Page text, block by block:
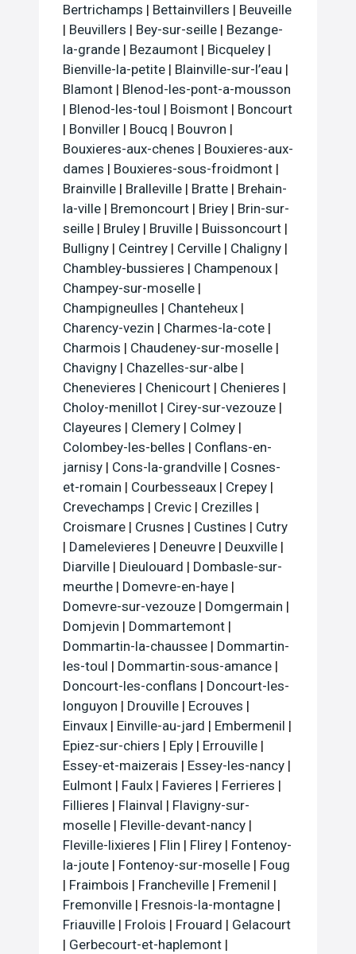
Bertrichamps | Bettainvillers | Beuveille
| Beuvillers | Bey-sur-seille | Bezange-
la-grande | Bezaumont | Bicqueley |
Bienville-la-petite | Blainville-sur-l’eau |
Blamont | Blenod-les-pont-a-mousson
| Blenod-les-toul | Boismont | Boncourt
| Bonviller | Boucq | Bouvron |
Bouxieres-aux-chenes | Bouxieres-aux-
dames | Bouxieres-sous-froidmont |
Brainville | Bralleville | Bratte | Brehain-
la-ville | Bremoncourt | Briey | Brin-sur-
seille | Bruley | Bruville | Buissoncourt |
Bulligny | Ceintrey | Cerville | Chaligny |
Chambley-bussieres | Champenoux |
Champey-sur-moselle |
Champigneulles | Chanteheux |
Charency-vezin | Charmes-la-cote |
Charmois | Chaudeney-sur-moselle |
Chavigny | Chazelles-sur-albe |
Chenevieres | Chenicourt | Chenieres |
Choloy-menillot | Cirey-sur-vezouze |
Clayeures | Clemery | Colmey |
Colombey-les-belles | Conflans-en-
jarnisy | Cons-la-grandville | Cosnes-
et-romain | Courbesseaux | Crepey |
Crevechamps | Crevic | Crezilles |
Croismare | Crusnes | Custines | Cutry
| Damelevieres | Deneuvre | Deuxville |
Diarville | Dieulouard | Dombasle-sur-
meurthe | Domevre-en-haye |
Domevre-sur-vezouze | Domgermain |
Domjevin | Dommartemont |
Dommartin-la-chaussee | Dommartin-
les-toul | Dommartin-sous-amance |
Doncourt-les-conflans | Doncourt-les-
longuyon | Drouville | Ecrouves |
Einvaux | Einville-au-jard | Embermenil |
Epiez-sur-chiers | Eply | Errouville |
Essey-et-maizerais | Essey-les-nancy |
Eulmont | Faulx | Favieres | Ferrieres |
Fillieres | Flainval | Flavigny-sur-
moselle | Fleville-devant-nancy |
Fleville-lixieres | Flin | Flirey | Fontenoy-
la-joute | Fontenoy-sur-moselle | Foug
| Fraimbois | Francheville | Fremenil |
Fremonville | Fresnois-la-montagne |
Friauville | Frolois | Frouard | Gelacourt
| Gerbecourt-et-haplemont |